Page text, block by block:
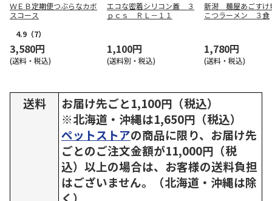
ＷＥＢ定期便つぶらなカボ
スコース
4.9 （7）
3,580円
(送料・税込)
エコな密着シリコン蓋 ３
ｐｃｓ ＲＬ－１１
1,100円
(送料別・税込)
新潟 麺屋あごすけ
こつラーメン ３食
1,780円
(送料・税込)
送料
お届け先ごと1,100円（税込）
※北海道・沖縄は1,650円（税込）
ペットストアの商品に限り、お届け先
ごとのご注文金額が11,000円（税
込）以上の場合は、お客様の送料負担
はございません。（北海道・沖縄は除
く）